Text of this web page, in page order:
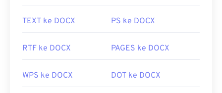
TEXT ke DOCX PS ke DOCX
RTF ke DOCX PAGES ke DOCX
WPS ke DOCX DOT ke DOCX